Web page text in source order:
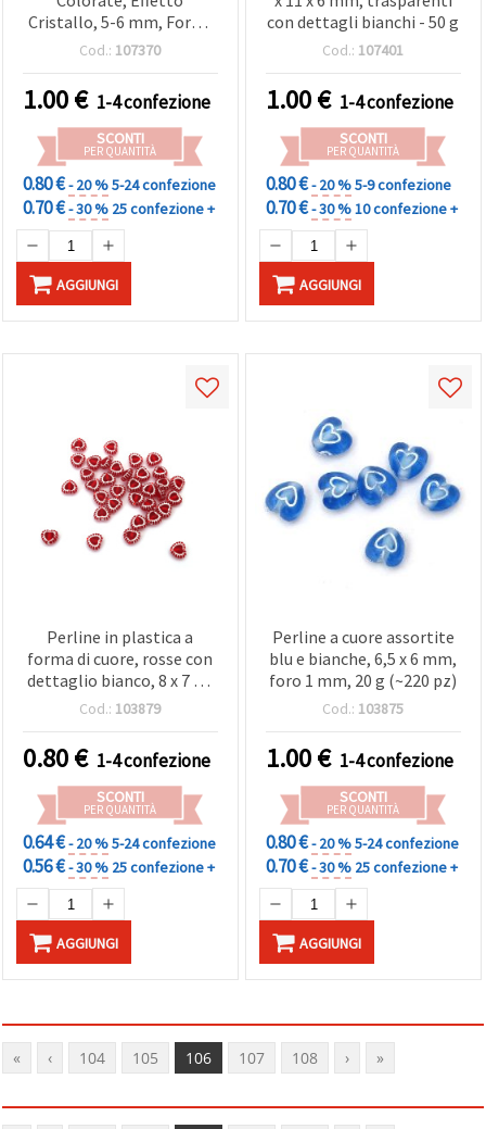
Cristallo, 5-6 mm, Foro 1
mm, Mix Colori - 20 g
Cod.: 107370
1.00€ 1-4 confezione
SCONTI
PER QUANTITÀ
0.80 €- 20 %5-24 confezione
0.70 €- 30 % 25 confezione +
AGGIUNGI
con dettagli bianchi - 50 g
Cod.: 107401
1.00€ 1-4 confezione
SCONTI
PER QUANTITÀ
0.80 €- 20 %5-9 confezione
0.70 €- 30 %10 confezione +
AGGIUNGI
Perline in plastica a
forma di cuore, rosse con
dettaglio bianco, 8 x 7 x 4
mm, foro: 1 mm, 20 g
Cod.: 103879
0.80€ 1-4 confezione
SCONTI
PER QUANTITÀ
0.64 €- 20 %5-24 confezione
0.56 €- 30 % 25 confezione +
AGGIUNGI
Perline a cuore assortite
blu e bianche, 6,5 x 6 mm,
foro 1 mm, 20 g (~220 pz)
Cod.: 103875
1.00€ 1-4 confezione
SCONTI
PER QUANTITÀ
0.80 €- 20 %5-24 confezione
0.70 €- 30 % 25 confezione +
AGGIUNGI
« ‹ 104 105 106 107 108 › »